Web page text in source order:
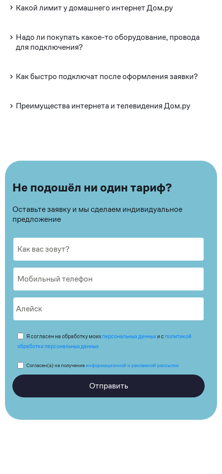
Какой лимит у домашнего интернет Дом.ру
Надо ли покупать какое-то оборудование, провода
для подключения?
Как быстро подключат после оформления заявки?
Преимущества интернета и телевидения Дом.ру
Не подошёл ни один тариф?
Оставьте заявку и мы сделаем индивидуальное
предложение
Я согласен на обработку моих персональных данныхи с политикой
обработки персональных данных
Согласен(а) на получениеинформационной и рекламной рассылки
Отправить